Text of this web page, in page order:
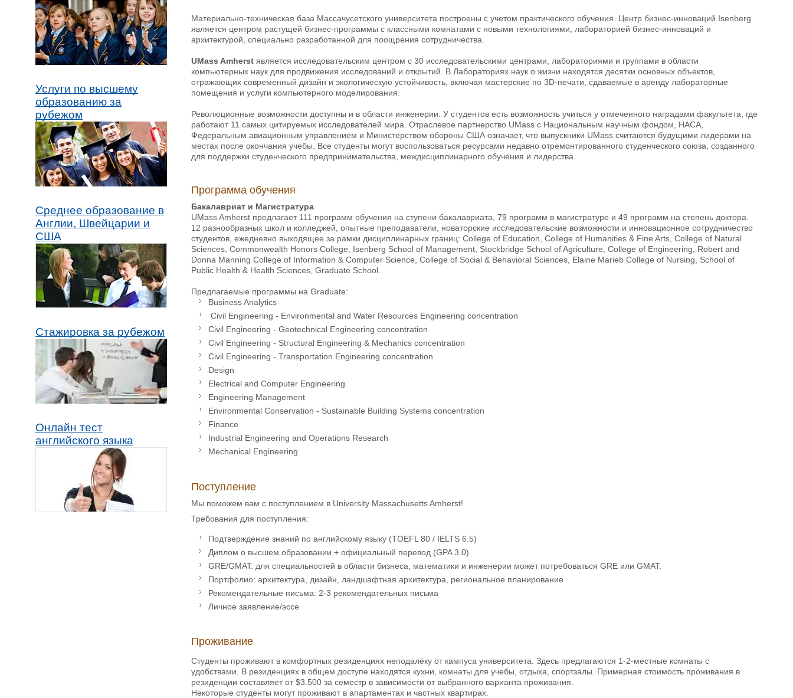
Услуги по высшему
образованию за
рубежом
Среднее образование в
Англии, Швейцарии и
США
Стажировка за рубежом
Онлайн тест
английского языка
Материально-техническая база Массачусетского университета построены с учетом практического обучения. Центр бизнес-инноваций Isenberg
является центром растущей бизнес-программы с классными комнатами с новыми технологиями, лабораторией бизнес-инноваций и
архитектурой, специально разработанной для поощрения сотрудничества.
UMass Amherst является исследовательским центром с 30 исследовательскими центрами, лабораториями и группами в области
компьютерных наук для продвижения исследований и открытий. В Лабораториях наук о жизни находятся десятки основных объектов,
отражающих современный дизайн и экологическую устойчивость, включая мастерские по 3D-печати, сдаваемые в аренду лабораторные
помещения и услуги компьютерного моделирования.
Революционные возможности доступны и в области инженерии. У студентов есть возможность учиться у отмеченного наградами факультета, где
работают 11 самых цитируемых исследователей мира. Отраслевое партнерство UMass с Национальным научным фондом, НАСА,
Федеральным авиационным управлением и Министерством обороны США означает, что выпускники UMass считаются будущими лидерами на
местах после окончания учебы. Все студенты могут воспользоваться ресурсами недавно отремонтированного студенческого союза, созданного
для поддержки студенческого предпринимательства, междисциплинарного обучения и лидерства.
Программа обучения
Бакалавриат и Магистратура
UMass Amherst предлагает 111 программ обучения на ступени бакалавриата, 79 программ в магистратуре и 49 программ на степень доктора.
12 разнообразных школ и колледжей, опытные преподаватели, новаторские исследовательские возможности и инновационное сотрудничество
студентов, ежедневно выходящее за рамки дисциплинарных границ: College of Education, College of Humanities & Fine Arts, College of Natural
Sciences, Commonwealth Honors College, Isenberg School of Management, Stockbridge School of Agriculture, College of Engineering, Robert and
Donna Manning College of Information & Computer Science, College of Social & Behavioral Sciences, Elaine Marieb College of Nursing, School of
Public Health & Health Sciences, Graduate School.
Предлагаемые программы на Graduate:
Business Analytics
Civil Engineering - Environmental and Water Resources Engineering concentration
Civil Engineering - Geotechnical Engineering concentration
Civil Engineering - Structural Engineering & Mechanics concentration
Civil Engineering - Transportation Engineering concentration
Design
Electrical and Computer Engineering
Engineering Management
Environmental Conservation - Sustainable Building Systems concentration
Finance
Industrial Engineering and Operations Research
Mechanical Engineering
Поступление
Мы поможем вам с поступлением в University Massachusetts Amherst!
Требования для поступления:
Подтверждение знаний по английскому языку (TOEFL 80 / IELTS 6.5)
Диплом о высшем образовании + официальный перевод (GPA 3.0)
GRE/GMAT: для специальностей в области бизнеса, математики и инженерии может потребоваться GRE или GMAT.
Портфолио: архитектура, дизайн, ландшафтная архитектура, региональное планирование
Рекомендательные письма: 2-3 рекомендательных письма
Личное заявление/эссе
Проживание
Студенты проживают в комфортных резиденциях неподалёку от кампуса университета. Здесь предлагаются 1-2-местные комнаты с
удобствами. В резиденциях в общем доступе находятся кухни, комнаты для учебы, отдыха, спортзалы. Примерная стоимость проживания в
резиденции составляет от $3.500 за семестр в зависимости от выбранного варианта проживания.
Некоторые студенты могут проживают в апартаментах и частных квартирах.